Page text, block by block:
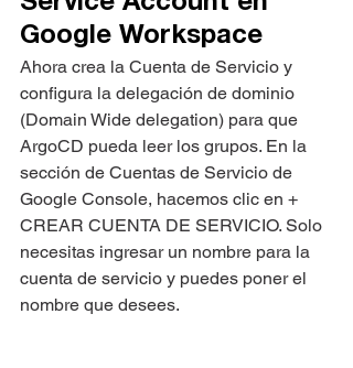
Google Workspace
Ahora crea la Cuenta de Servicio y
configura la delegación de dominio
(Domain Wide delegation) para que
ArgoCD pueda leer los grupos. En la
sección de Cuentas de Servicio de
Google Console, hacemos clic en +
CREAR CUENTA DE SERVICIO. Solo
necesitas ingresar un nombre para la
cuenta de servicio y puedes poner el
nombre que desees.